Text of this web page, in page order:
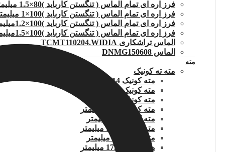
فرز اره ای تمام الماس ( تنگستن کارباید )80×1.5 میلیمتر
فرز اره ای تمام الماس ( تنگستن کارباید )100×1 میلیمتر
فرز اره ای تمام الماس ( تنگستن کارباید )100×1.2میلیمتر
فرز اره ای تمام الماس ( تنگستن کارباید )100×1.5میلیمتر
الماس تراشکاری TCMT110204.WIDIA
الماس DNMG150608
مته
مته ته کونیک
مته کونیک 14 میلیمتر
مته کونیک 14.5 میلیمتر
مته کونیک 15 میلیمتر
مته کونیک 15.5 میلیمتر
مته کونیک 16 میلیمتر
مته کونیک 16.5 میلیمتر
مته کونیک 17 میلیمتر
مته کونیک 17.5 میلیمتر